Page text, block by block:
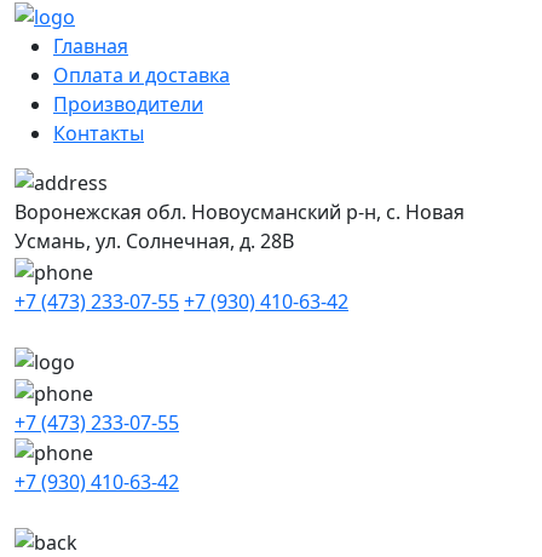
Главная
Оплата и доставка
Производители
Контакты
Воронежская обл. Новоусманский р-н, с. Новая
Усмань, ул. Солнечная, д. 28В
+7 (473) 233-07-55+7 (930) 410-63-42
+7 (473) 233-07-55
+7 (930) 410-63-42